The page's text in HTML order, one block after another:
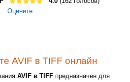
Оцените
AVIF в TIFF онлайн
AVIF в TIFF предназначен для